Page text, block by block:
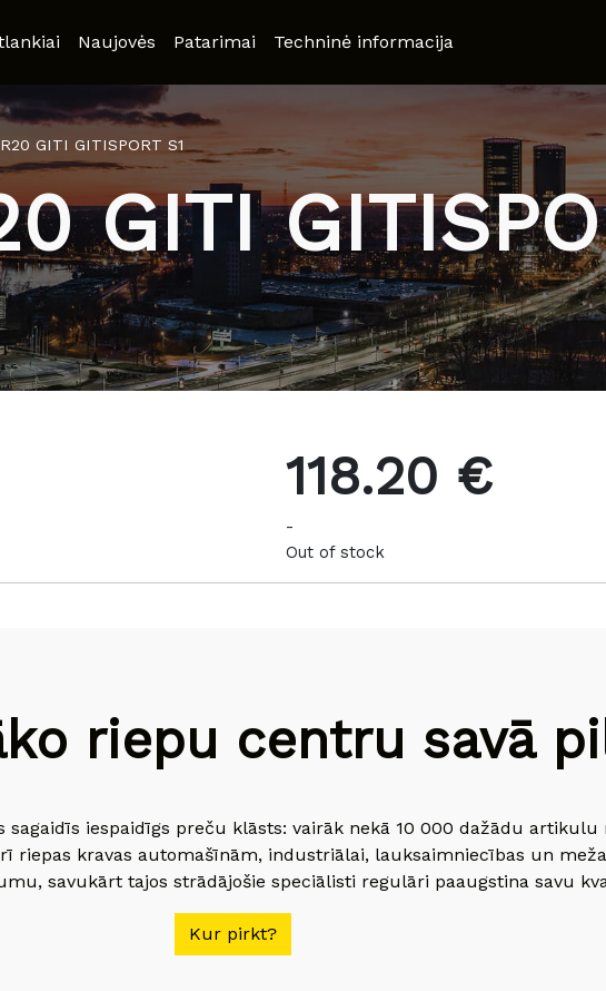
Naujovės Patarimai Techninė informacija
GITI GITISPORT S1
GITI
118.20 €
-
Out of stock
riepu centru savā
iespaidīgs preču klāsts: vairāk nekā 10 000 dažādu artikulu
riepas kravas automašīnām, industriālai, lauksaimniecības un
savukārt tajos strādājošie speciālisti regulāri paaugstina savu
Kur pirkt?